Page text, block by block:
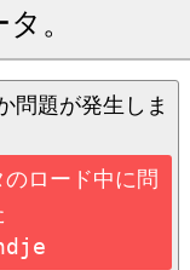
。
問題が発生しま
ロード中に問